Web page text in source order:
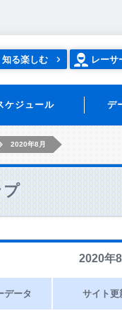
知る楽しむ レーサ
ケジュール デ
2020年8月
プ
2020年
データ サイト更